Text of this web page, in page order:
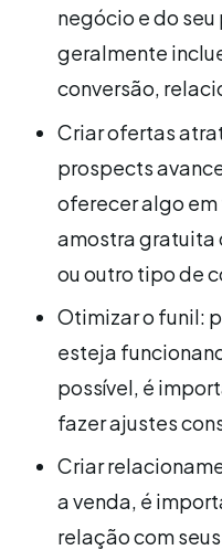
negócio e do
geralmente
conversão,
Criar ofertas
prospects
oferecer algo em
amostra gratuita
ou outro tipo de
Otimizar o funil:
esteja
possível, é
fazer ajustes
Criar
a venda, é
relação com